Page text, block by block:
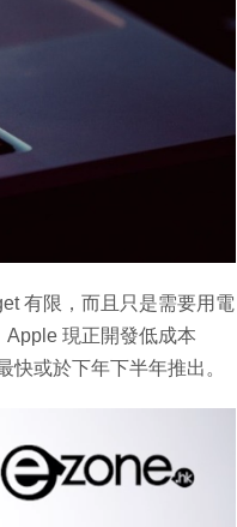
有限，而且只是需要用電
現正開發低成本
或於下年下半年推出。